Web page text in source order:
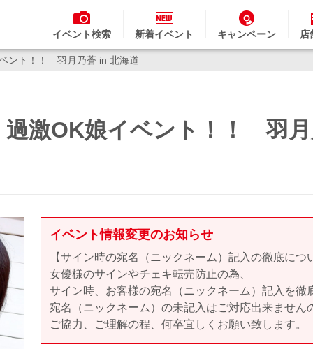
イベント検索 新着イベント キャンペーン 店
ント！！ 羽月乃蒼 in 北海道
過激OK娘イベント！！ 羽
イベント情報変更のお知らせ
【サイン時の宛名（ニックネーム）記入の徹底につ
女優様のサインやチェキ転売防止の為、
サイン時、お客様の宛名（ニックネーム）記入を徹
宛名（ニックネーム）の未記入はご対応出来ません
ご協力、ご理解の程、何卒宜しくお願い致します。